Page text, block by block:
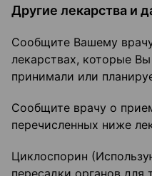
Другие лекарства и
Сообщите Вашему
лекарствах, которые
принимали или
Сообщите врачу о
перечисленных ниже
Циклоспорин